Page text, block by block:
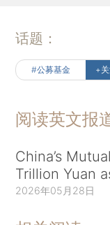
话题：
#公募基金 +
阅读英文报
China’s
Trillion Yuan
2026年05月28日